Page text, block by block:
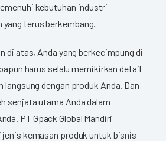
kebutuhan industri
terus berkembang.
di atas, Anda yang berkecimpung di
harus selalu memikirkan detail
langsung dengan produk Anda. Dan
senjata utama Anda dalam
PT Gpack Global Mandiri
jenis kemasan produk untuk bisnis